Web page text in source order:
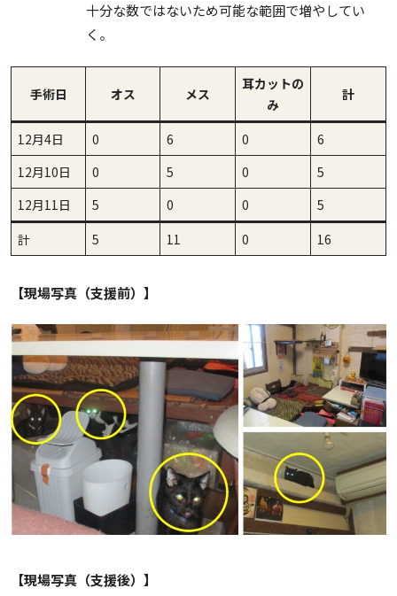
十分な数ではないため可能な範囲で増やしてい
く。
手術日 オス メス
耳カットの
み
計
12月4日 0 6 0
6
12月10日
0 5 0
5
12月11日
5 0 0
5
計
5 11 0 16
【現場写真（支援前）】
【現場写真（支援後）】